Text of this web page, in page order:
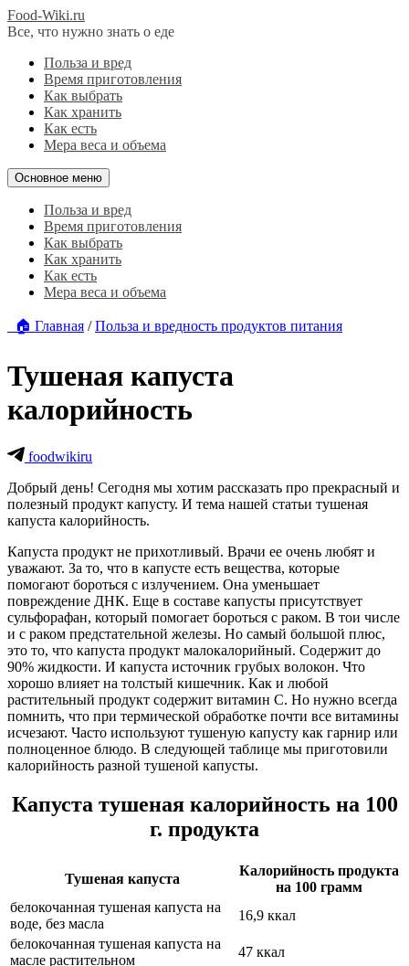
Food-Wiki.ru
Все, что нужно знать о еде
Польза и вред
Время приготовления
Как выбрать
Как хранить
Как есть
Мера веса и объема
Основное меню
Польза и вред
Время приготовления
Как выбрать
Как хранить
Как есть
Мера веса и объема
🏠 Главная /Польза и вредность продуктов питания
Тушеная капуста
калорийность
foodwikiru
Добрый день! Сегодня мы хотим рассказать про прекрасный и
полезный продукт капусту. И тема нашей статьи тушеная
капуста калорийность.
Капуста продукт не прихотливый. Врачи ее очень любят и
уважают. За то, что в капусте есть вещества, которые
помогают бороться с излучением. Она уменьшает
повреждение ДНК. Еще в составе капусты присутствует
сульфорафан, который помогает бороться с раком. В тои числе
и с раком предстательной железы. Но самый большой плюс,
это то, что капуста продукт малокалорийный. Содержит до
90% жидкости. И капуста источник грубых волокон. Что
хорошо влияет на толстый кишечник. Как и любой
растительный продукт содержит витамин С. Но нужно всегда
помнить, что при термической обработке почти все витамины
исчезают. Часто используют тушеную капусту как гарнир или
полноценное блюдо. В следующей таблице мы приготовили
калорийность разной тушеной капусты.
Капуста тушеная калорийность на 100
г. продукта
Тушеная капуста
Калорийность продукта
на 100 грамм
белокочанная тушеная капуста на
воде, без масла
16,9 ккал
белокочанная тушеная капуста на
масле растительном
47 ккал